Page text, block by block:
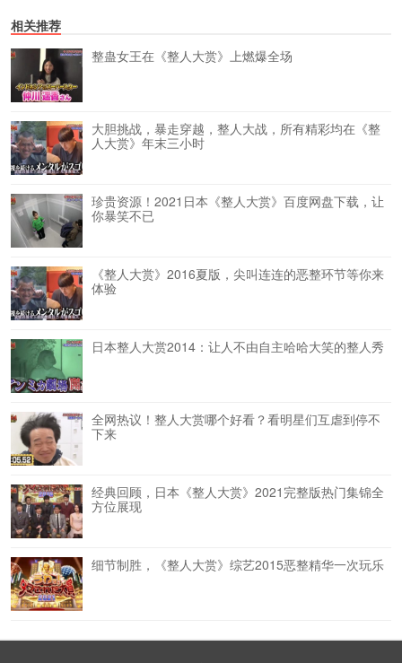
相关推荐
整蛊女王在《整人大赏》上燃爆全场
大胆挑战，暴走穿越，整人大战，所有精彩均在《整
人大赏》年末三小时
珍贵资源！2021日本《整人大赏》百度网盘下载，让
你暴笑不已
《整人大赏》2016夏版，尖叫连连的恶整环节等你来
体验
日本整人大赏2014：让人不由自主哈哈大笑的整人秀
全网热议！整人大赏哪个好看？看明星们互虐到停不
下来
经典回顾，日本《整人大赏》2021完整版热门集锦全
方位展现
细节制胜，《整人大赏》综艺2015恶整精华一次玩乐